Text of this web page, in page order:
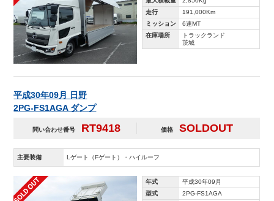
走行
191,000Km
ミッション
6速MT
在庫場所
トラックランド
茨城
平成30年09月 日野
2PG-FS1AGA ダンプ
問い合わせ番号 RT9418 価格 SOLDOUT
主要装備 Lゲート（Fゲート）・ハイルーフ
年式
平成30年09月
型式
2PG-FS1AGA